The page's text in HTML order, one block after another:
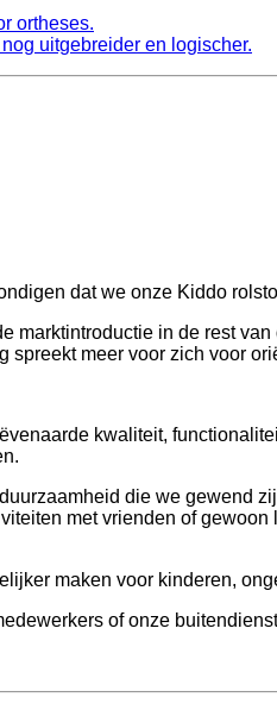
ortheses.
uitgebreider en logischer.
dat we onze Kiddo
marktintroductie in de rest
meer voor zich voor
kwaliteit,
die we gewend
met vrienden of
maken voor kinderen,
of onze